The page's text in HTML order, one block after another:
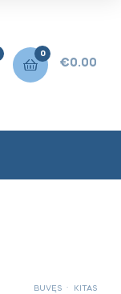
0
€0.00
BUVĘS . KITAS